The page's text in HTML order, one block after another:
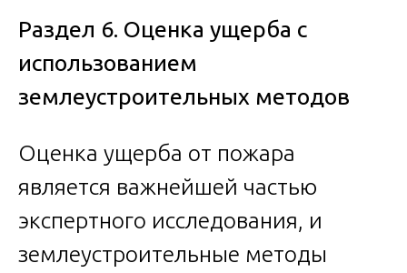
Раздел 6. Оценка ущерба с
использованием
землеустроительных методов
Оценка ущерба от пожара
является важнейшей частью
экспертного исследования, и
землеустроительные методы